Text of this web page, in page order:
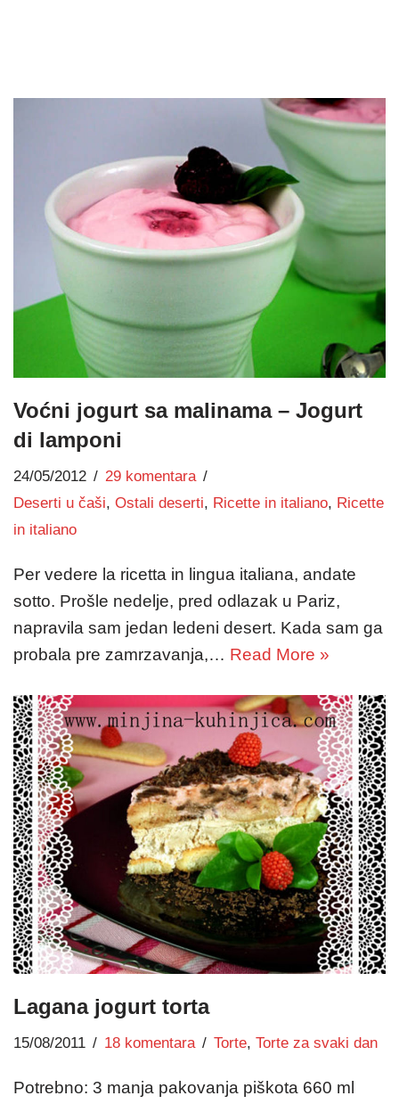
Voćni jogurt sa malinama – Jogurt
di lamponi
24/05/2012
29 komentara
Deserti u čaši, Ostali deserti, Ricette in italiano, Ricette
in italiano
Per vedere la ricetta in lingua italiana, andate
sotto. Prošle nedelje, pred odlazak u Pariz,
napravila sam jedan ledeni desert. Kada sam ga
probala pre zamrzavanja,… Read More »
Lagana jogurt torta
15/08/2011 18 komentara Torte, Torte za svaki dan
Potrebno: 3 manja pakovanja piškota 660 ml